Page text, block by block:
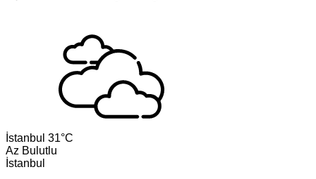
İstanbul 31°C
Az Bulutlu
İstanbul